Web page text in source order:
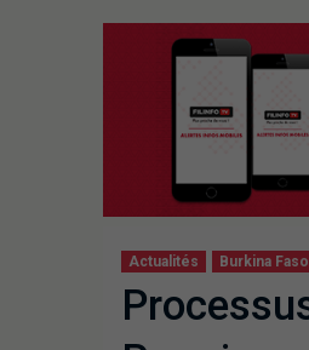
Actualités Burkina Faso